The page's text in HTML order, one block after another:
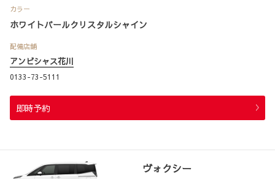
カラー
ホワイトパールクリスタルシャイン
配備店舗
アンビシャス花川
0133-73-5111
即時予約
ヴォクシー